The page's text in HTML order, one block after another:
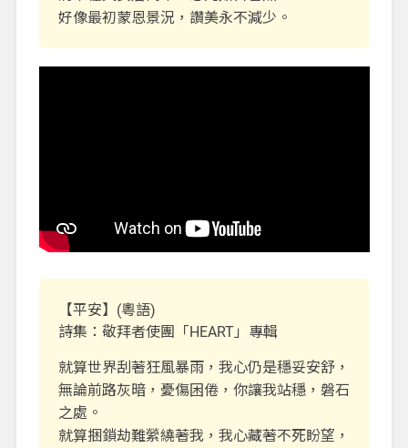
好像最初蒙恩景況，讚美永不減少。
【平安】(粵語)
詩集：敬拜者使團「HEART」專輯
就算世界刮著狂風暴雨，我心仍是穩妥安舒，
無論前路灰暗，憂傷困倦，你讓我站穩，磐石
之處。
就算捆鎖劫難縈繞著我，我心藏著不死盼望，